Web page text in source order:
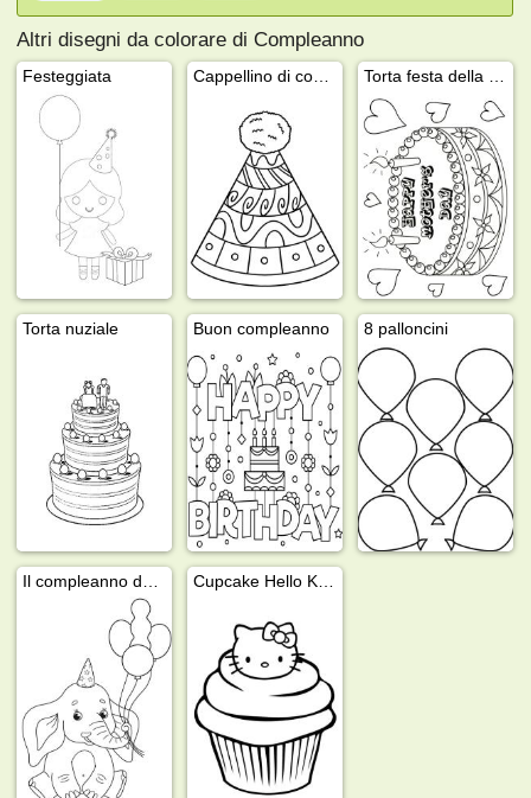
Altri disegni da colorare di Compleanno
Festeggiata
Torta nuziale Buon compleanno 8 palloncini